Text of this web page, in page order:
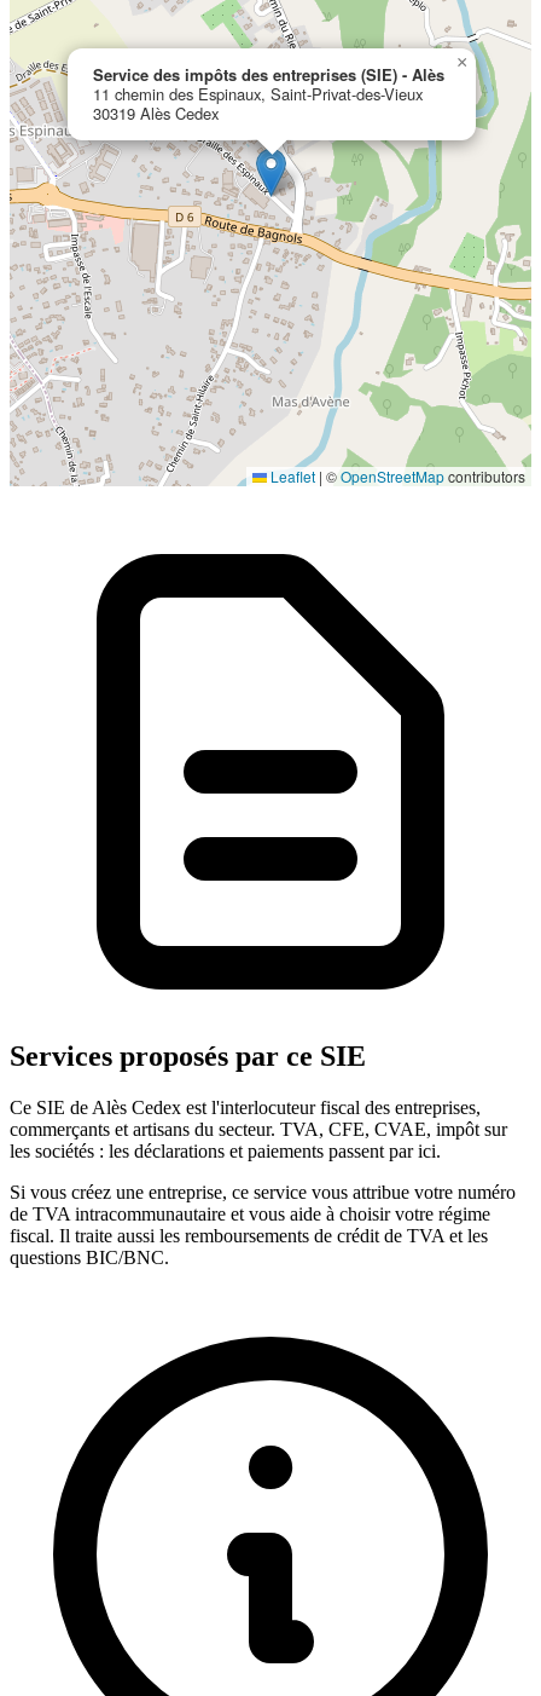
Localisation en cours...
Service des impôts des entreprises (SIE) - Alès
11 chemin des Espinaux, Saint-Privat-des-Vieux
30319 Alès Cedex
×
Leaflet | ©OpenStreetMapcontributors
Services proposés par ce SIE
Ce SIE de Alès Cedex est l'interlocuteur fiscal des entreprises,
commerçants et artisans du secteur. TVA, CFE, CVAE, impôt sur
les sociétés : les déclarations et paiements passent par ici.
Si vous créez une entreprise, ce service vous attribue votre numéro
de TVA intracommunautaire et vous aide à choisir votre régime
fiscal. Il traite aussi les remboursements de crédit de TVA et les
questions BIC/BNC.